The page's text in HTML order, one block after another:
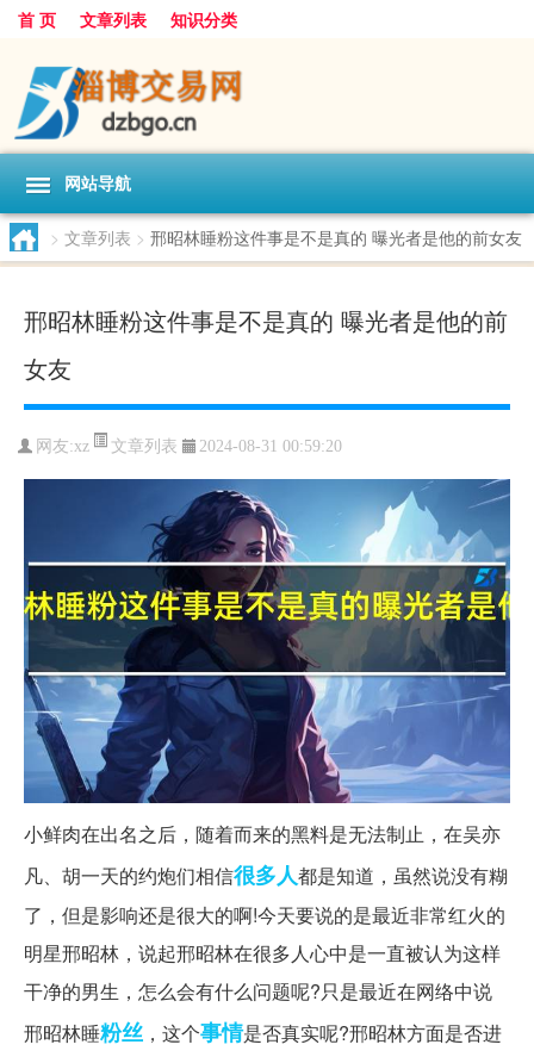
首 页 文章列表 知识分类
网站导航
> 文章列表 > 邢昭林睡粉这件事是不是真的 曝光者是他的前女友
邢昭林睡粉这件事是不是真的 曝光者是他的前
女友
网友:xz 文章列表 2024-08-31 00:59:20
小鲜肉在出名之后，随着而来的黑料是无法制止，在吴亦
凡、胡一天的约炮们相信很多人都是知道，虽然说没有糊
了，但是影响还是很大的啊!今天要说的是最近非常红火的
明星邢昭林，说起邢昭林在很多人心中是一直被认为这样
干净的男生，怎么会有什么问题呢?只是最近在网络中说
邢昭林睡粉丝 ，这个事情是否真实呢?邢昭林方面是否进